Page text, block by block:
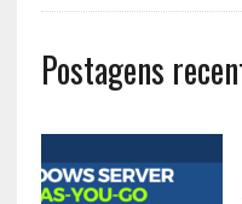
Postagens